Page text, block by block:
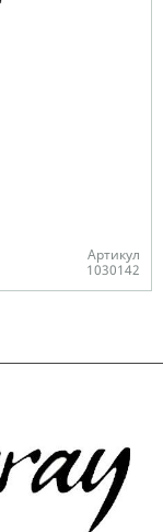
Артикул
1030142